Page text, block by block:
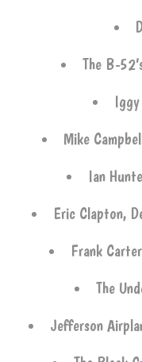
The B-
Mike
Ian
Eric Clapton,
Frank
The
Jefferson